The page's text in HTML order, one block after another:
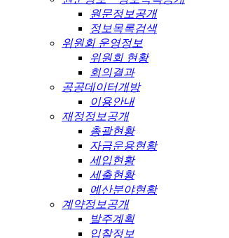
원문정보공개
정보목록검색
위원회 운영정보
위원회 현황
회의결과
공공데이터개방
이용안내
재정정보공개
총괄현황
자금운용현황
세입현황
세출현황
예산분야현황
계약정보공개
발주계획
입찰정보